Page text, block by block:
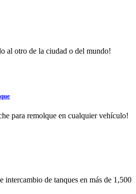
al otro de la ciudad o del mundo!
para remolque en cualquier vehículo!
intercambio de tanques en más de 1,500